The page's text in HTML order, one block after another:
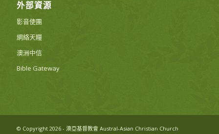
外部資源
影音使團
網絡天糧
澳洲中信
Bible Gateway
© Copyright 2026 - 澳亞基督教會 Austral-Asian Christian Church